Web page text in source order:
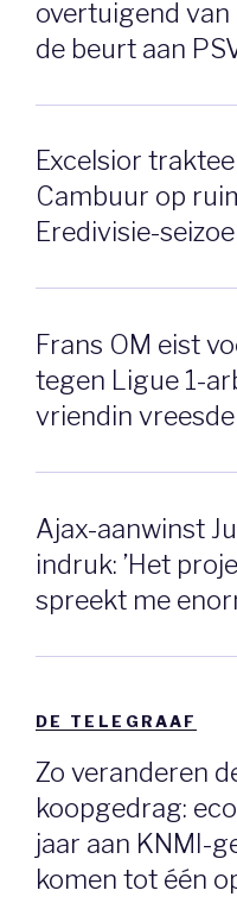
overtuigend van
de beurt aan
Excelsior
Cambuur op
Eredivisie-
Frans OM eist
tegen Ligue 1-
vriendin
Ajax-aanwinst
indruk: ’Het
spreekt me
DE TELEGRAAF
Zo veranderen
koopgedrag:
jaar aan KNMI-
komen tot één